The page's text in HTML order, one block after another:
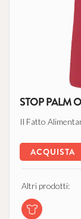
STOP PALM
Il Fatto
ACQUISTA
Altri prodotti: